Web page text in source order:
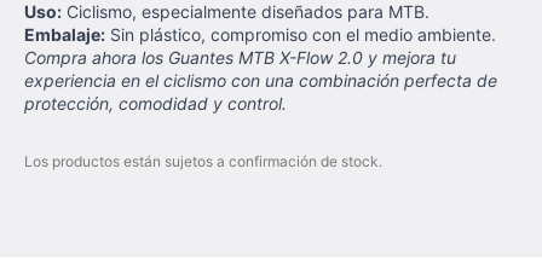
Uso: Ciclismo, especialmente diseñados para MTB.
Embalaje: Sin plástico, compromiso con el medio ambiente.
Compra ahora los Guantes MTB X-Flow 2.0 y mejora tu
experiencia en el ciclismo con una combinación perfecta de
protección, comodidad y control.
Los productos están sujetos a confirmación de stock.